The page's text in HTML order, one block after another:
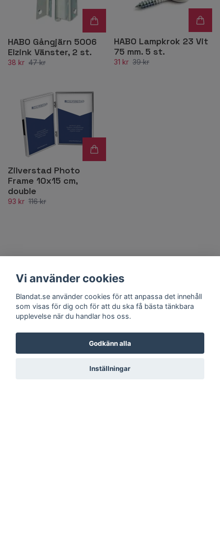
HABO Gångjärn 5006
Elzink Vänster, 2 st.
38 kr 47 kr
HABO Lampkrok 23 Vit
75 mm. 5 st.
31 kr 39 kr
Zilverstad Photo
Frame 10x15 cm,
double
93 kr 116 kr
Vi använder cookies
Blandat.se använder cookies för att anpassa det innehåll
som visas för dig och för att du ska få bästa tänkbara
upplevelse när du handlar hos oss.
Godkänn alla
Inställningar